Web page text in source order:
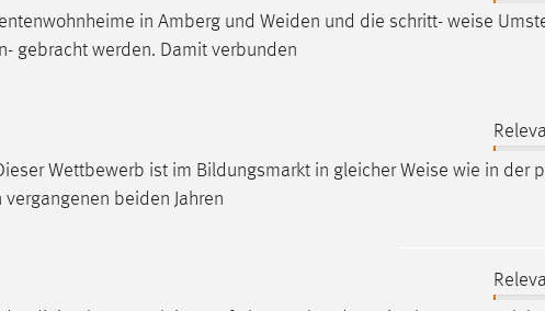
in Amberg und Weiden und die schritt- weise
gebracht werden. Damit verbunden
Wettbewerb ist im Bildungsmarkt in gleicherWeise wie in der
beiden Jahren